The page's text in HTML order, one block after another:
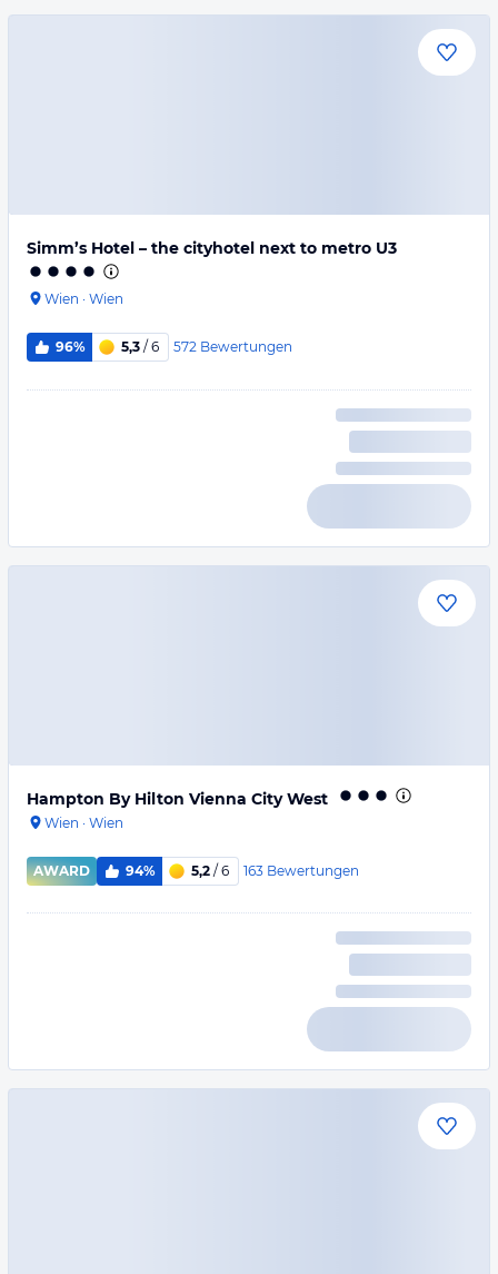
Simm’s Hotel – the cityhotel next to metro U3
Wien · Wien
96% 5,3 / 6 572 Bewertungen
Hampton By Hilton Vienna City West
Wien · Wien
AWARD 94% 5,2 / 6 163 Bewertungen